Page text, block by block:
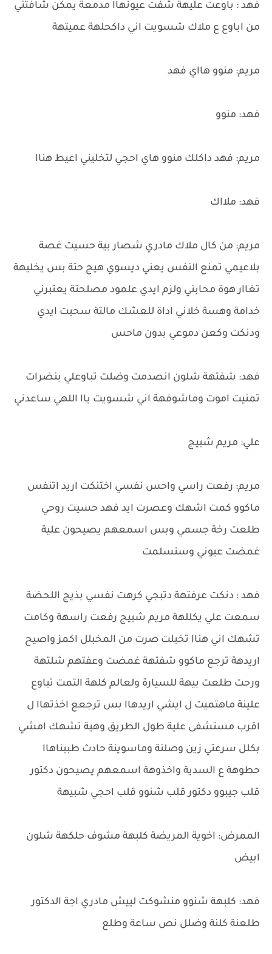
فهد : باوعت عليهة شفت عيونهاا مدمعة يمكن شافتني
من اباوع ع ملاك شسويت اني داكحلهة عميتهة
مريم: منوو هااي فهد
فهد: منوو
مريم: فهد داكلك منوو هاي احجي لتخليني اعيط هناا
فهد: ملااك
مريم: من كال ملاك مادري شصار بية حسيت غصة
بلاعيمي تمنع النفس يعني ديسوي هيج حتة بس يخليهة
تغاار هوة محابني ولزم ايدي علمود مصلحتة يعتبرني
خدامة وهسة خلاني اداة للعشك مالتة سحبت ايدي
ودنكت وكعن دموعي بدون ماحس
فهد: شفتهة شلون انصدمت وضلت تباوعلي بنضرات
تمنيت اموت وماشوفهة اني شسويت ياا اللهي ساعدني
علي: مريم شبيج
مريم: رفعت راسي واحس نفسي اختنكت اريد اتنفس
ماكوو كمت اشهك وعصرت ايد فهد حسيت روحي
طلعت رخة جسمي وبس اسمعهم يصيحون علية
غمضت عيوني وستسلمت
فهد : دنكت عرفتهة دتبجي كرهت نفسي بذيج اللحضة
سمعت علي يكللهة مريم شبيج رفعت راسهة وكامت
تشهك اني هناا تخبلت صرت من المخبلل اكمز واصيح
اريدهة ترجع ماكوو شفتهة غمضت وعفتهم شلتهة
ورحت طلعت بيهة للسيارة ولعالم كلهة التمت تباوع
علينة ماهتميت ل ايشي اريدهاا بس ترجعع اخذتهاا ل
اقرب مستشفى علية طول الطريق وهية تشهك امشي
بكلل سرعتي زين وصلنة وماسوينة حادث طببناهاا
حطوهة ع السدية واخذوهة اسمعهم يصيحون دكتور
قلب جيبوو دكتور قلب شنوو قلب احجي شبيهة
الممرض: اخوية المريضة كلبهة مشوف حلكهة شلون
ابيض
فهد: كلبهة شنوو منشوكت لييش مادري اجة الدكتور
طلعنة كلنة وضلل نص ساعة وطلع